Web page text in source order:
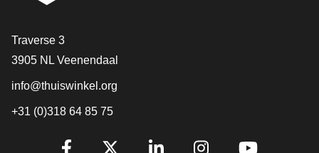
[_General:Contact]
Traverse 3
3905 NL Veenendaal
info@thuiswinkel.org
+31 (0)318 64 85 75
[_General:SocialMediaTitle]